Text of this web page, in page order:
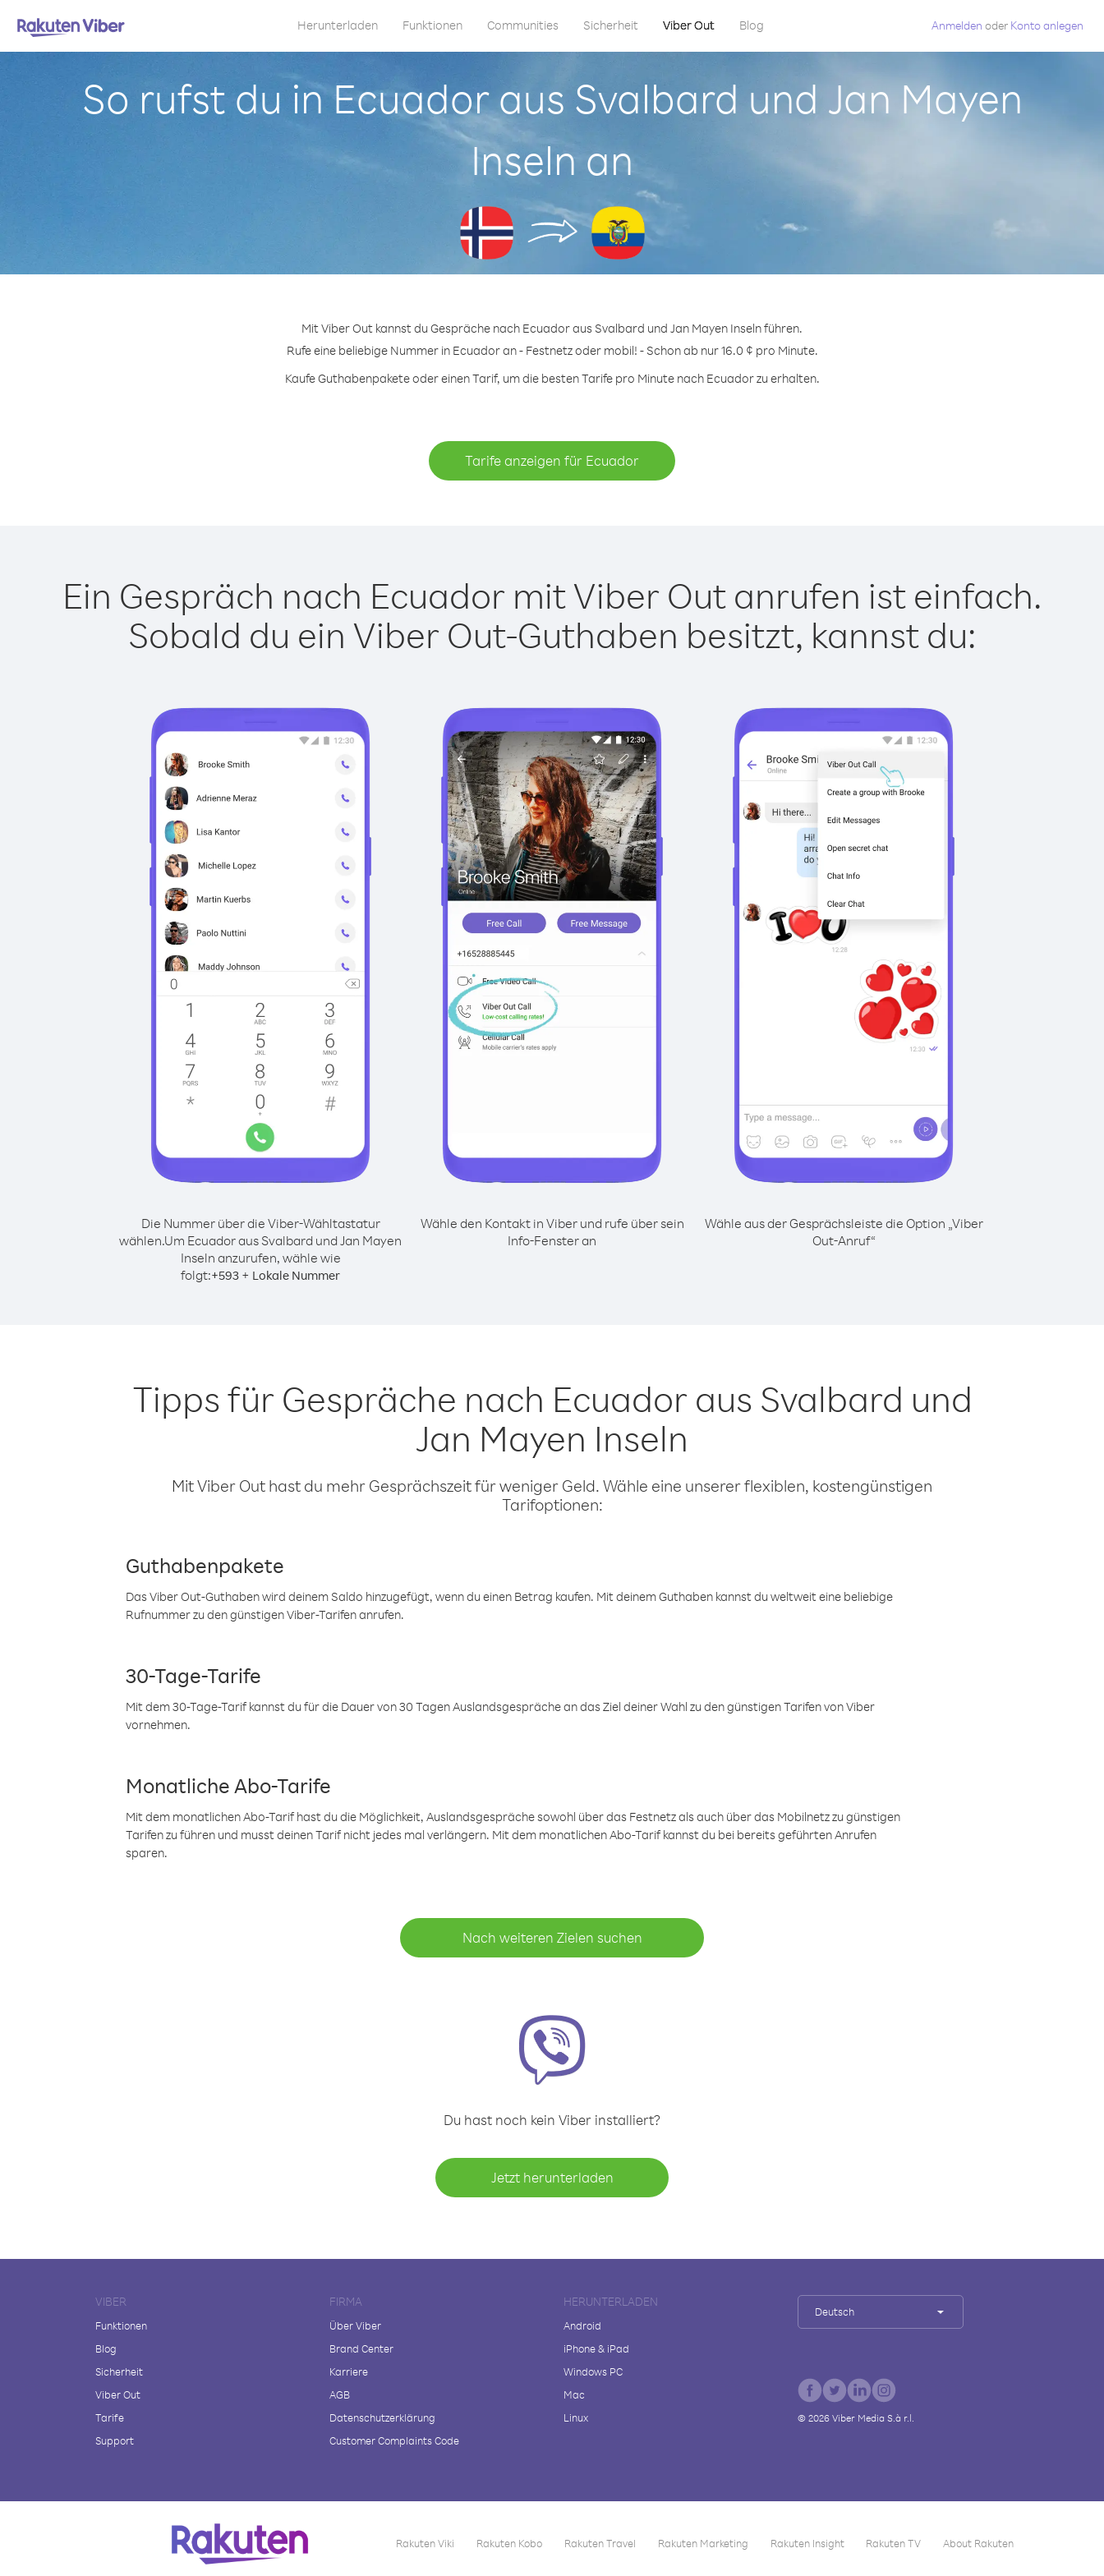
Herunterladen Funktionen Communities Sicherheit Viber Out Blog Anmelden oder Konto anlegen
So rufst du in Ecuador aus Svalbard und Jan Mayen
Inseln an
Mit Viber Out kannst du Gespräche nach Ecuador aus Svalbard und Jan Mayen Inseln führen.
Rufe eine beliebige Nummer in Ecuador an - Festnetz oder mobil! - Schon ab nur 16.0 ¢ pro Minute.
Kaufe Guthabenpakete oder einen Tarif, um die besten Tarife pro Minute nach Ecuador zu erhalten.
Tarife anzeigen für Ecuador
Ein Gespräch nach Ecuador mit Viber Out anrufen ist einfach.
Sobald du ein Viber Out-Guthaben besitzt, kannst du:
Die Nummer über die Viber-Wähltastatur
wählen.Um Ecuador aus Svalbard und Jan Mayen
Inseln anzurufen, wähle wie
folgt:+593 + Lokale Nummer
Wähle den Kontakt in Viber und rufe über sein
Info-Fenster an
Wähle aus der Gesprächsleiste die Option „Viber
Out-Anruf“
Tipps für Gespräche nach Ecuador aus Svalbard und
Jan Mayen Inseln
Mit Viber Out hast du mehr Gesprächszeit für weniger Geld. Wähle eine unserer flexiblen, kostengünstigen
Tarifoptionen:
Guthabenpakete
Das Viber Out-Guthaben wird deinem Saldo hinzugefügt, wenn du einen Betrag kaufen. Mit deinem Guthaben kannst du weltweit eine beliebige
Rufnummer zu den günstigen Viber-Tarifen anrufen.
30-Tage-Tarife
Mit dem 30-Tage-Tarif kannst du für die Dauer von 30 Tagen Auslandsgespräche an das Ziel deiner Wahl zu den günstigen Tarifen von Viber
vornehmen.
Monatliche Abo-Tarife
Mit dem monatlichen Abo-Tarif hast du die Möglichkeit, Auslandsgespräche sowohl über das Festnetz als auch über das Mobilnetz zu günstigen
Tarifen zu führen und musst deinen Tarif nicht jedes mal verlängern. Mit dem monatlichen Abo-Tarif kannst du bei bereits geführten Anrufen
sparen.
Nach weiteren Zielen suchen
Du hast noch kein Viber installiert?
Jetzt herunterladen
VIBER
Funktionen
Blog
Sicherheit
Viber Out
Tarife
Support
FIRMA
Über Viber
Brand Center
Karriere
AGB
Datenschutzerklärung
Customer Complaints Code
HERUNTERLADEN
Android
iPhone & iPad
Windows PC
Mac
Linux
Deutsch
© 2026 Viber Media S.à r.l.
Rakuten Viki Rakuten Kobo Rakuten Travel Rakuten Marketing Rakuten Insight Rakuten TV About Rakuten